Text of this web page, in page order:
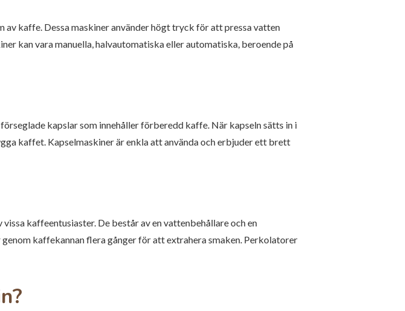
kaffe. Dessa maskiner använder högt tryck för att pressa vatten
kan vara manuella, halvautomatiska eller automatiska, beroende på
kapslar som innehåller förberedd kaffe. När kapseln sätts in i
kaffet. Kapselmaskiner är enkla att använda och erbjuder ett brett
kaffeentusiaster. De består av en vattenbehållare och en
kaffekannan flera gånger för att extrahera smaken. Perkolatorer